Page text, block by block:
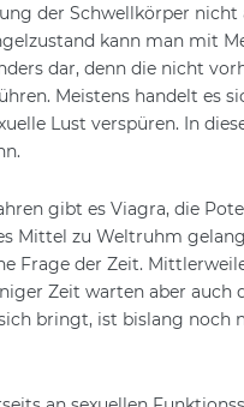
der Schwellkörper nicht
kann man mit
dar, denn die nicht
Meistens handelt es
Lust verspüren. In
gibt es Viagra, die
Mittel zu Weltruhm
Frage der Zeit.
Zeit warten aber
bringt, ist bislang noch